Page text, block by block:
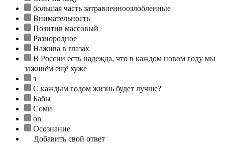
большая часть затравленноозлобленные
Внимательность
Позитив массовый
Разнородное
Нажива в глазах
В России есть надежда, что в каждом новом году мы
заживём ещё хуже
з
С каждым годом жизнь будет лучше?
Бабы
Соми
on
Осознание
Добавить свой ответ